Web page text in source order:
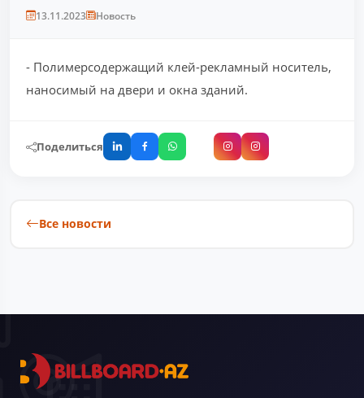
13.11.2023 Новость
- Полимерсодержащий клей-рекламный носитель,
наносимый на двери и окна зданий.
Поделиться
Все новости